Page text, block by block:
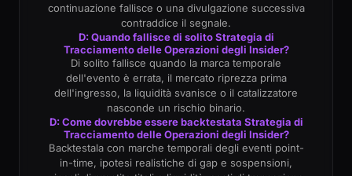
continuazione fallisce o una divulgazione successiva
contraddice il segnale.
D: Quando fallisce di solito Strategia di
Tracciamento delle Operazioni degli Insider?
Di solito fallisce quando la marca temporale
dell'evento è errata, il mercato riprezza prima
dell'ingresso, la liquidità svanisce o il catalizzatore
nasconde un rischio binario.
D: Come dovrebbe essere backtestata Strategia di
Tracciamento delle Operazioni degli Insider?
Backtestala con marche temporali degli eventi point-
in-time, ipotesi realistiche di gap e sospensioni,